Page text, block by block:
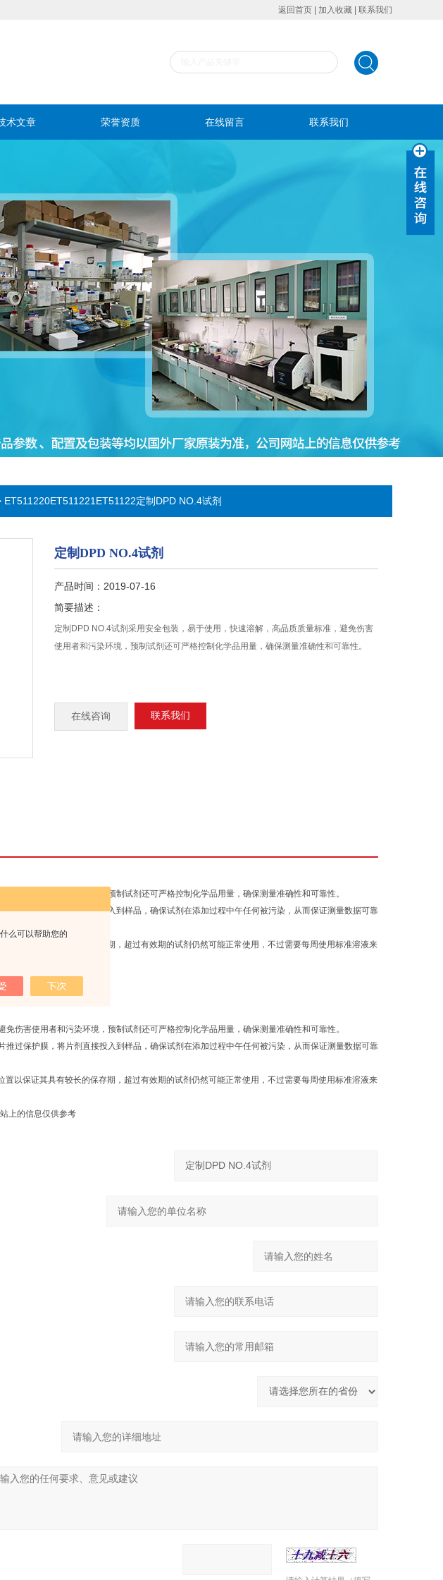
么可以帮助您的
返回首页 加入收藏 联系我们
术文章 荣誉资质 在线留言 联系我们
ET511220ET511221ET51122定制DPD NO.4试剂
定制DPD NO.4试剂
产品时间：2019-07-16
简要描述：
定制DPD NO.4试剂采用安全包装，易于使用，快速溶解，高品质质量标准，避免伤害
使用者和污染环境，预制试剂还可严格控制化学品用量，确保测量准确性和可靠性。
在线咨询 联系我们
伤害使用者和污染环境，预制试剂还可严格控制化学品用量，确保测量准确性和可靠性。
推过保护膜，将片剂直接投入到样品，确保试剂在添加过程中午任何被污染，从而保证测量数据可靠
置以保证其具有较长的保存期，超过有效期的试剂仍然可能正常使用，不过需要每周使用标准溶液来
伤害使用者和污染环境，预制试剂还可严格控制化学品用量，确保测量准确性和可靠性。
推过保护膜，将片剂直接投入到样品，确保试剂在添加过程中午任何被污染，从而保证测量数据可靠
置以保证其具有较长的保存期，超过有效期的试剂仍然可能正常使用，不过需要每周使用标准溶液来
上的信息仅供参考